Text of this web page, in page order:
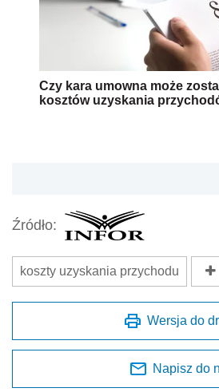
Czy kara umowna może
kosztów uzyskania
Źródło:
koszty uzyskania przychodu
Wersja do
Napisz do